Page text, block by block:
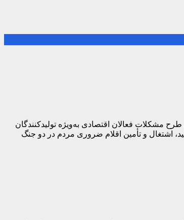
رئیس خانه صنعت، معدن و تجارت ایران به عنوان یکی از سخنرانان اصلی مراسم روز ملی صنعت و معدن سال 1405 ، ضمن طرح مشکلات فعالان اقتصادی به‌ویژه تولیدکنندگان
اشتغال و تأمین اقلام ضروری مردم در دو جنگ